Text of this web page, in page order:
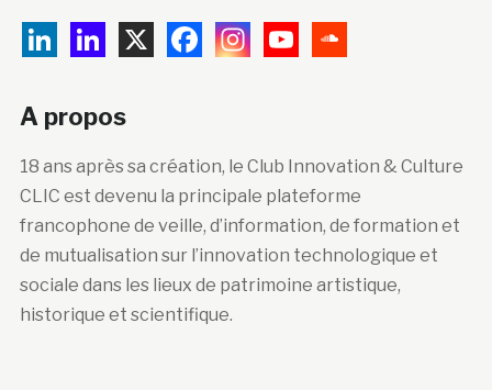
A propos
18 ans après sa création, le Club Innovation & Culture
CLIC est devenu la principale plateforme
francophone de veille, d’information, de formation et
de mutualisation sur l’innovation technologique et
sociale dans les lieux de patrimoine artistique,
historique et scientifique.